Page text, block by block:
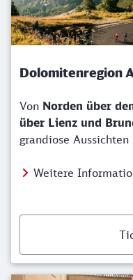
Dolomitenregion
Von Norden über
über Lienz und
grandiose
Weitere